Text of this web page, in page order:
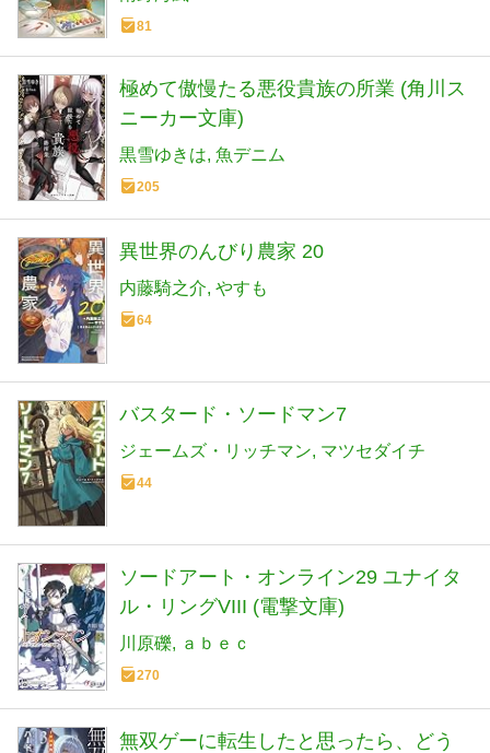
81
極めて傲慢たる悪役貴族の所業 (角川ス
ニーカー文庫)
黒雪ゆきは 魚デニム
205
異世界のんびり農家 20
内藤騎之介 やすも
64
バスタード・ソードマン7
ジェームズ・リッチマン マツセダイチ
44
ソードアート・オンライン29 ユナイタ
ル・リングVIII (電撃文庫)
川原礫 ａｂｅｃ
270
無双ゲーに転生したと思ったら、どう